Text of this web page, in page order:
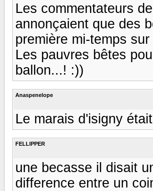
Les commentateurs
annonçaient que des
première mi-temps
Les pauvres bêtes
ballon...! :))
Anaspenelope
Le marais d'isigny
FELLIPPER
une becasse il disait
difference entre un